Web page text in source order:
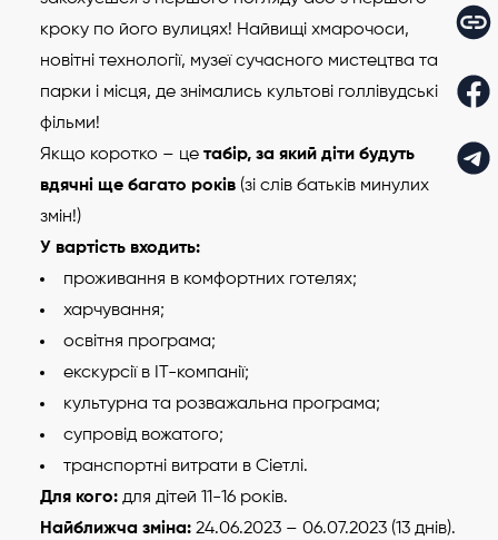
кроку по його вулицях! Найвищі хмарочоси,
новітні технології, музеї сучасного мистецтва та
парки і місця, де знімались культові голлівудські
фільми!
Якщо коротко – це табір, за який діти будуть
вдячні ще багато років (зі слів батьків минулих
змін!)
У вартість входить:
проживання в комфортних готелях;
харчування;
освітня програма;
екскурсії в IT-компанії;
культурна та розважальна програма;
супровід вожатого;
транспортні витрати в Сіетлі.
Для кого: для дітей 11-16 років.
Найближча зміна: 24.06.2023 – 06.07.2023 (13 днів).